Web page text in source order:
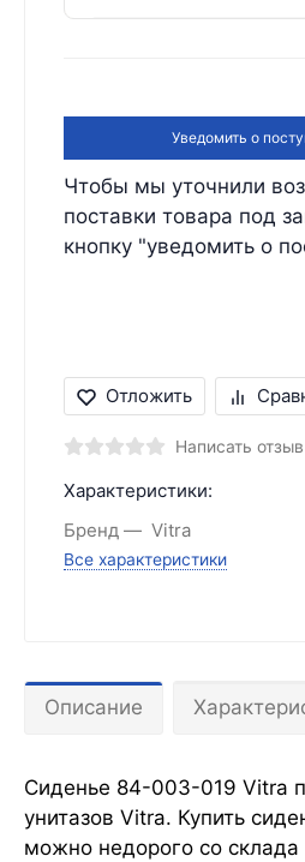
Уведомить о
Чтобы мы уточнили
поставки товара под
кнопку "уведомить о
Отложить
Написать отзыв
Характеристики:
Бренд
Vitra
Все характеристики
Описание
Сиденье 84-003-019 Vitra
унитазов Vitra. Купить
можно недорого со склада